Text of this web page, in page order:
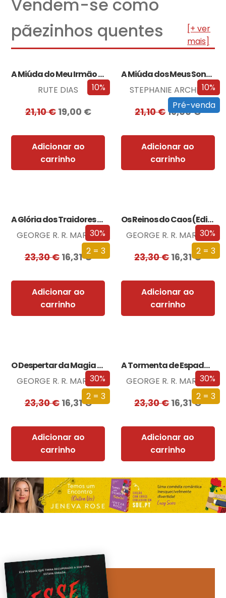
Vendem-se como
pãezinhos quentes
[+ ver
mais]
10%
A Miúda do Meu Irmão – Edição…
RUTE DIAS
21,10€ 19,00 €
Adicionar ao
carrinho
10%
Pré-venda
A Miúda dos Meus Sonhos – Edição…
STEPHANIE ARCHER
21,10€19,00€
Adicionar ao
carrinho
30%
2 = 3
A Glória dos Traidores (Edição especial limitada)
GEORGE R. R. MARTIN
23,30€ 16,31€
Adicionar ao
carrinho
30%
2 = 3
Os Reinos do Caos (Edição especial limitada)
GEORGE R. R. MARTIN
23,30€16,31€
Adicionar ao
carrinho
30%
2 = 3
O Despertar da Magia (Edição especial limitada)
GEORGE R. R. MARTIN
23,30€ 16,31€
Adicionar ao
carrinho
30%
2 = 3
A Tormenta de Espadas (Edição especial limitada)
GEORGE R. R. MARTIN
23,30€16,31€
Adicionar ao
carrinho